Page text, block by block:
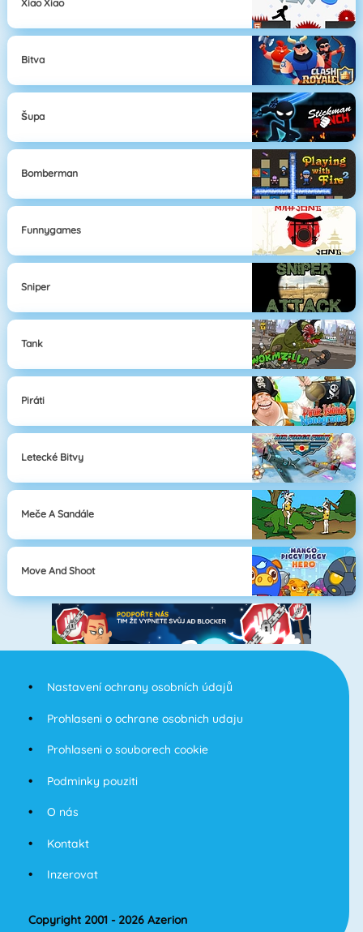
Xiao Xiao
Bitva
Šupa
Bomberman
Funnygames
Sniper
Tank
Piráti
Letecké Bitvy
Meče A Sandále
Move And Shoot
Nastavení ochrany osobních údajů
Prohlaseni o ochrane osobnich udaju
Prohlaseni o souborech cookie
Podminky pouziti
O nás
Kontakt
Inzerovat
Copyright 2001 - 2026 Azerion